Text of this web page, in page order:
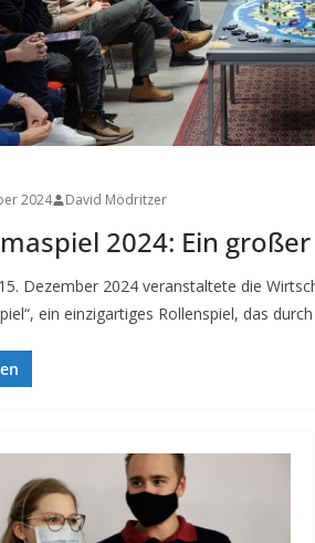
2024 David Mödritzer
2024: Ein
Dezember 2024 veranstaltete die
ein einzigartiges Rollenspiel, das